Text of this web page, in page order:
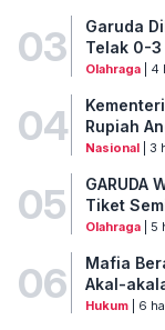
03
Garuda
Telak 0-3
Olahraga| 4
04
Rupiah
Nasional| 3
05
GARUDA
Tiket
Olahraga| 5
06
Mafia
Akal-
Hukum| 6